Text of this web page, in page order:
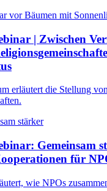
| Zwischen
erläutert die Stellung von
Gemeinsam
für
wie NPOs